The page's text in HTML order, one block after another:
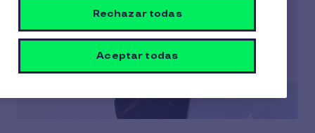
Rechazar todas
Aceptar todas